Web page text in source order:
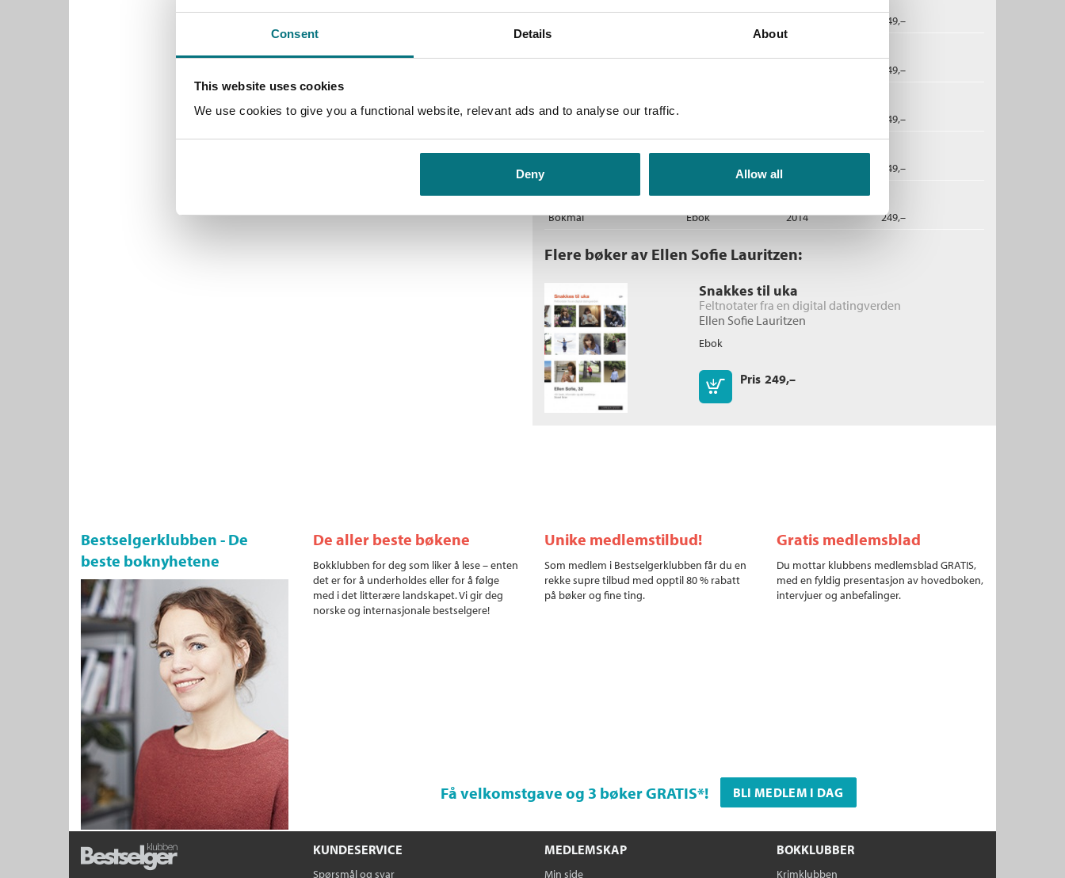
Consent Details About
This website uses cookies
We use cookies to give you a functional website, relevant ads and to analyse our traffic.
Deny Allow all
249,–
249,–
Bokmål 249,–
Slendrian-ateismens uutholdelige letthet
249,–
Sandton.Soweto t/r
Bokmål Ebok 2014 249,–
Flere bøker av Ellen Sofie Lauritzen:
Snakkes til uka
Feltnotater fra en digital datingverden
Ellen Sofie Lauritzen
Ebok
Pris 249,–
Kjøp
Bestselgerklubben - De
beste boknyhetene
De aller beste bøkene
Bokklubben for deg som liker å lese – enten
det er for å underholdes eller for å følge
med i det litterære landskapet. Vi gir deg
norske og internasjonale bestselgere!
Unike medlemstilbud!
Som medlem i Bestselgerklubben får du en
rekke supre tilbud med opptil 80 % rabatt
på bøker og fine ting.
Gratis medlemsblad
Du mottar klubbens medlemsblad GRATIS,
med en fyldig presentasjon av hovedboken,
intervjuer og anbefalinger.
Få velkomstgave og 3 bøker GRATIS*! BLI MEDLEM I DAG
KUNDESERVICE
Spørsmål og svar
MEDLEMSKAP
Min side
BOKKLUBBER
Krimklubben